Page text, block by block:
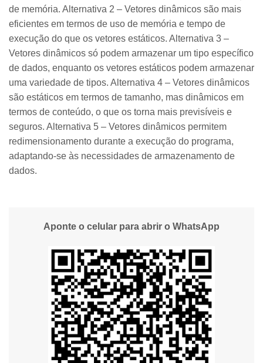
de memória. Alternativa 2 – Vetores dinâmicos são mais
eficientes em termos de uso de memória e tempo de
execução do que os vetores estáticos. Alternativa 3 –
Vetores dinâmicos só podem armazenar um tipo específico
de dados, enquanto os vetores estáticos podem armazenar
uma variedade de tipos. Alternativa 4 – Vetores dinâmicos
são estáticos em termos de tamanho, mas dinâmicos em
termos de conteúdo, o que os torna mais previsíveis e
seguros. Alternativa 5 – Vetores dinâmicos permitem
redimensionamento durante a execução do programa,
adaptando-se às necessidades de armazenamento de
dados.
Aponte o celular para abrir o WhatsApp